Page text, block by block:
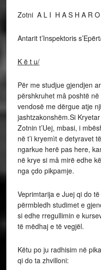
Zotni A L I H A S H A R O
Antarit t’Inspektoris
K ë t u/
Për me studjue gjendjen
përshkruhet mâ poshtë
vendosë me dërgue atje
jashtzakonshëm.Si
Zotnin t’Uej, mbasi, i
në t’i kryemìt e detyravet
ngarkue herë pas here,
në krye si mâ mirë edhe
nga çdo pikpamje.
Veprimtarija e Juej qi do
përmbledh studimet e
si edhe rregullimin e
të mëdhaj e të vegjël.
Këtu po ju radhisim në
qi do ta zhvilloni: